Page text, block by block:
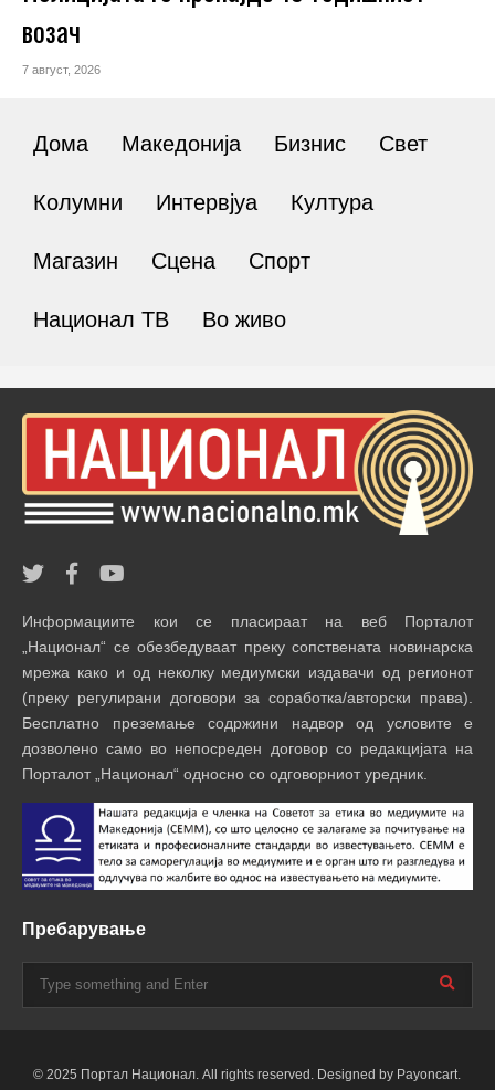
возач
7 август, 2026
Дома Македонија Бизнис Свет
Колумни Интервјуа Култура
Магазин Сцена Спорт
Национал ТВ Во живо
Информациите кои се пласираат на веб Порталот
„Национал“ се обезбедуваат преку сопствената новинарска
мрежа како и од неколку медиумски издавачи од регионот
(преку регулирани договори за соработка/авторски права).
Бесплатно преземање содржини надвор од условите е
дозволено само во непосреден договор со редакцијата на
Порталот „Национал“ односно со одговорниот уредник.
Пребарување
© 2025 Портал Национал. All rights reserved. Designed by Payoncart.